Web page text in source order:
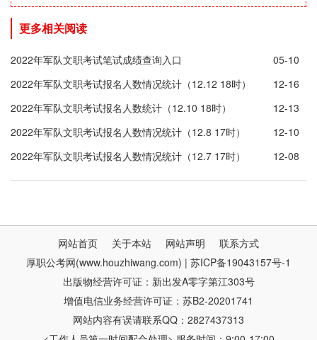
更多相关阅读
2022年军队文职考试笔试成绩查询入口
05-10
2022年军队文职考试报名人数情况统计（12.12 18时）
12-16
2022年军队文职考试报名人数统计（12.10 18时）
12-13
2022年军队文职考试报名人数情况统计（12.8 17时）
12-10
2022年军队文职考试报名人数情况统计（12.7 17时）
12-08
网站首页 关于本站 网站声明
联系方式
厚职公考网(www.houzhiwang.com) | 苏ICP备19043157号-1
出版物经营许可证：新出发A零字第江303号
增值电信业务经营许可证：苏B2-20201741
网站内容有误请联系QQ：2827437313